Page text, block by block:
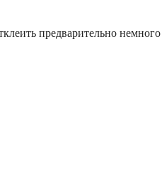
предварительно